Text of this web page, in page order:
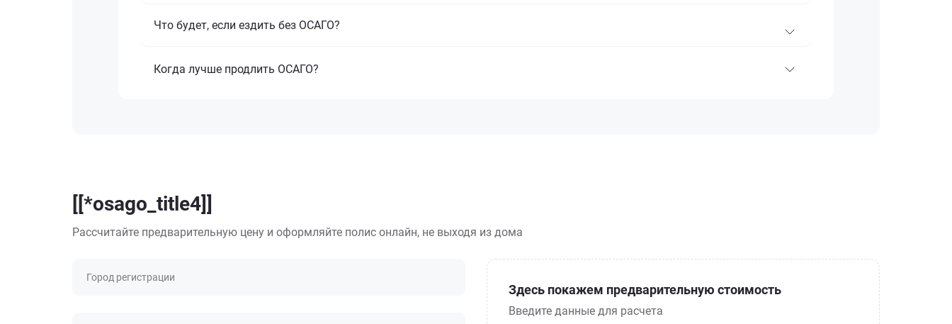
Что будет, если ездить без ОСАГО?
Когда лучше продлить ОСАГО?
[[*osago_title4]]
Рассчитайте предварительную цену и оформляйте полис онлайн, не выходя из дома
Город регистрации
Здесь покажем предварительную стоимость
Введите данные для расчета